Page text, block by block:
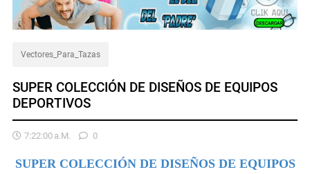
Vectores_Para_Tazas
SUPER COLECCIÓN DE DISEÑOS DE EQUIPOS
DEPORTIVOS
7:22:00 A.m. 0
SUPER COLECCIÓN DE DISEÑOS DE EQUIPOS